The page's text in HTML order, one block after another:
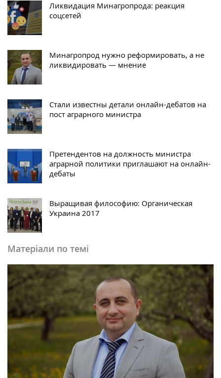
Ликвидация Минагропрода: реакция
соцсетей
Минагропрод нужно реформировать, а не
ликвидировать — мнение
Стали известны детали онлайн-дебатов на
пост аграрного министра
Претендентов на должность министра
аграрной политики приглашают на онлайн-
дебаты
Выращивая философию: Органическая
Украина 2017
Матеріали по темі